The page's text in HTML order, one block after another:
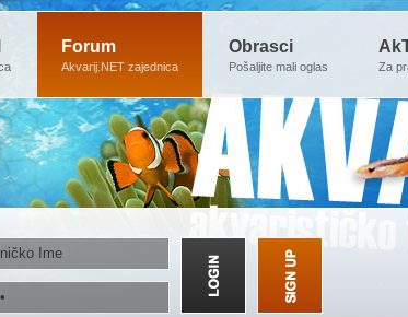
Forum
Akvarij.NET zajednica
Obrasci
Pošaljite mali oglas Za